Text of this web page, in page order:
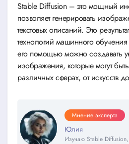
Stable Diffusion – это мощный
позволяет генерировать
текстовых описаний. Это
технологий машинного
его помощью можно создавать
изображения, которые могут
различных сферах, от искусств
Мнение эксперта
Юлия
Изучаю Stable